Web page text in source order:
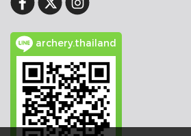
archery.thailand